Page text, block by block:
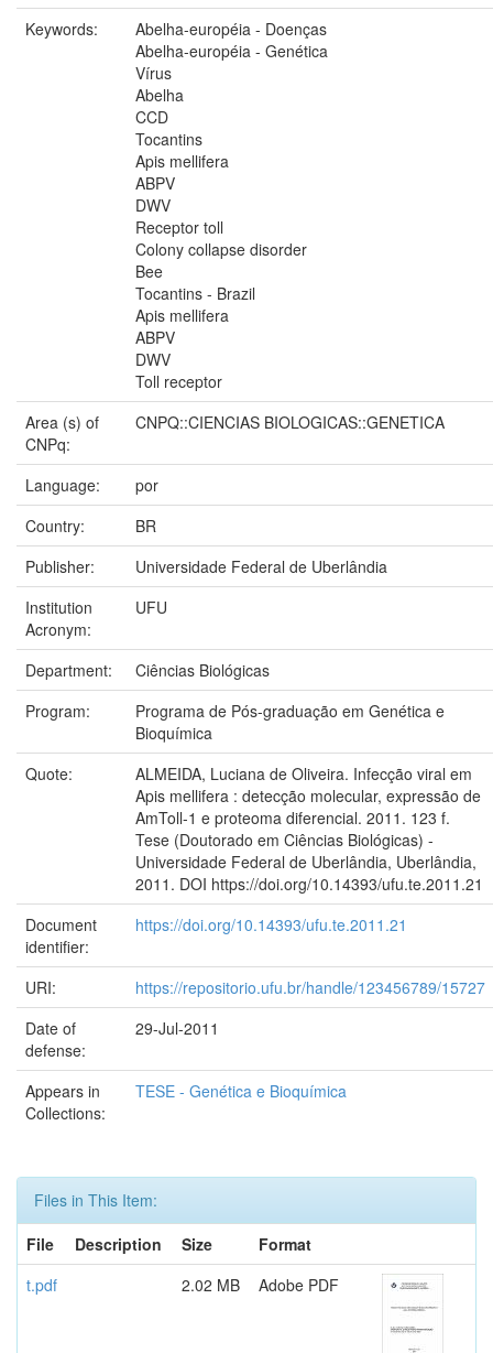
Keywords:
Abelha-européia - Doenças
Abelha-européia - Genética
Vírus
Abelha
CCD
Tocantins
Apis mellifera
ABPV
DWV
Receptor toll
Colony collapse disorder
Bee
Tocantins - Brazil
Apis mellifera
ABPV
DWV
Toll receptor
Area (s) of
CNPq:
CNPQ::CIENCIAS BIOLOGICAS::GENETICA
Language:
por
Country:
BR
Publisher:
Universidade Federal de Uberlândia
Institution
Acronym:
UFU
Department:
Ciências Biológicas
Program:
Programa de Pós-graduação em Genética e
Bioquímica
Quote:
ALMEIDA, Luciana de Oliveira. Infecção viral em
Apis mellifera : detecção molecular, expressão de
AmToll-1 e proteoma diferencial. 2011. 123 f.
Tese (Doutorado em Ciências Biológicas) -
Universidade Federal de Uberlândia, Uberlândia,
2011. DOI https://doi.org/10.14393/ufu.te.2011.21
Document
identifier:
https://doi.org/10.14393/ufu.te.2011.21
URI:
https://repositorio.ufu.br/handle/123456789/15727
Date of
defense:
29-Jul-2011
Appears in
Collections:
TESE - Genética e Bioquímica
Files in This Item:
File
Description Size
Format
t.pdf
2.02 MB Adobe PDF